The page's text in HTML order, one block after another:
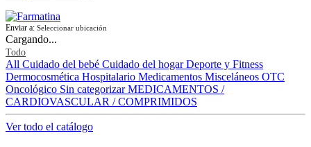
Enviar a: Seleccionar ubicación
Cargando...
Todo
All Cuidado del bebé Cuidado del hogar Deporte y Fitness
Dermocosmética Hospitalario Medicamentos Misceláneos OTC
Oncológico Sin categorizar MEDICAMENTOS /
CARDIOVASCULAR / COMPRIMIDOS
Ver todo el catálogo